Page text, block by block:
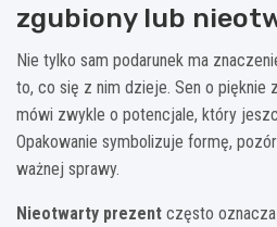
zgubiony lub
Nie tylko sam podarunek ma
to, co się z nim dzieje. Sen o pięknie
mówi zwykle o potencjale, który
Opakowanie symbolizuje formę,
ważnej sprawy.
Nieotwarty prezent często